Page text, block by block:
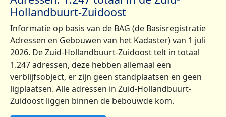
Hollandbuurt-Zuidoost
Informatie op basis van de BAG (de Basisregistratie
Adressen en Gebouwen van het Kadaster) van 1 juli
2026. De Zuid-Hollandbuurt-Zuidoost telt in totaal
1.247 adressen, deze hebben allemaal een
verblijfsobject, er zijn geen standplaatsen en geen
ligplaatsen. Alle adressen in Zuid-Hollandbuurt-
Zuidoost liggen binnen de bebouwde kom.